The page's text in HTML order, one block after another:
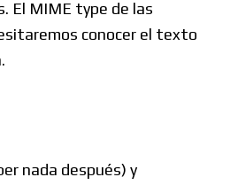
El MIME type de las
conocer el texto
nada después) y